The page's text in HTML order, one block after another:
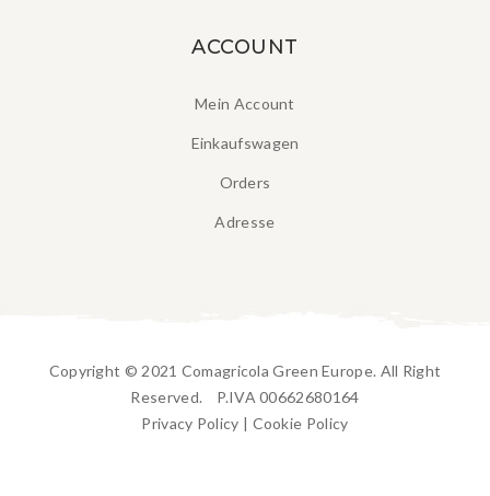
ACCOUNT
Mein Account
Einkaufswagen
Orders
Adresse
Copyright © 2021 Comagricola Green Europe. All Right
Reserved. P.IVA 00662680164
Privacy Policy | Cookie Policy